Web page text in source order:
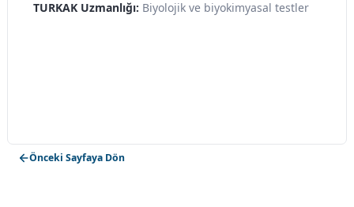
TURKAK Uzmanlığı: Biyolojik ve biyokimyasal testler
Önceki Sayfaya Dön